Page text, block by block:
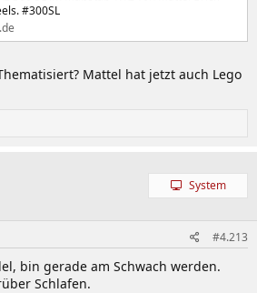
#300SL
Mattel hat jetzt auch Lego
System
#4.213
bin gerade am Schwach werden.
Schlafen.